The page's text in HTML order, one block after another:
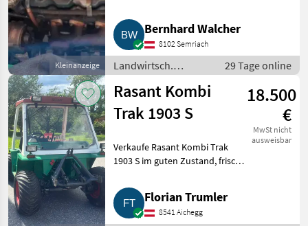
Kleinanzeige
noch. Landwirtsch.
Motorfahrzeuge Transporter
und Motorkarren
Bernhard Walcher
8102 Semriach
Landwirtsch.
Motorfahrzeuge /
Transporter und
Motorkarren
29 Tage online
Rasant Kombi
Trak 1903 S
18.500
€
MwSt nicht
ausweisbar
Verkaufe Rasant Kombi Trak
1903 S im guten Zustand, frisch
Bei Fragen bitte melden.
Landwirtsch. Motorfahrzeuge
Zweiachsmäher
Florian Trumler
8541 Aichegg